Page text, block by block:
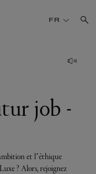
FR
job -
et l’éthique
? Alors, rejoignez